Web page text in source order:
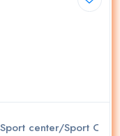
center/Sport Club